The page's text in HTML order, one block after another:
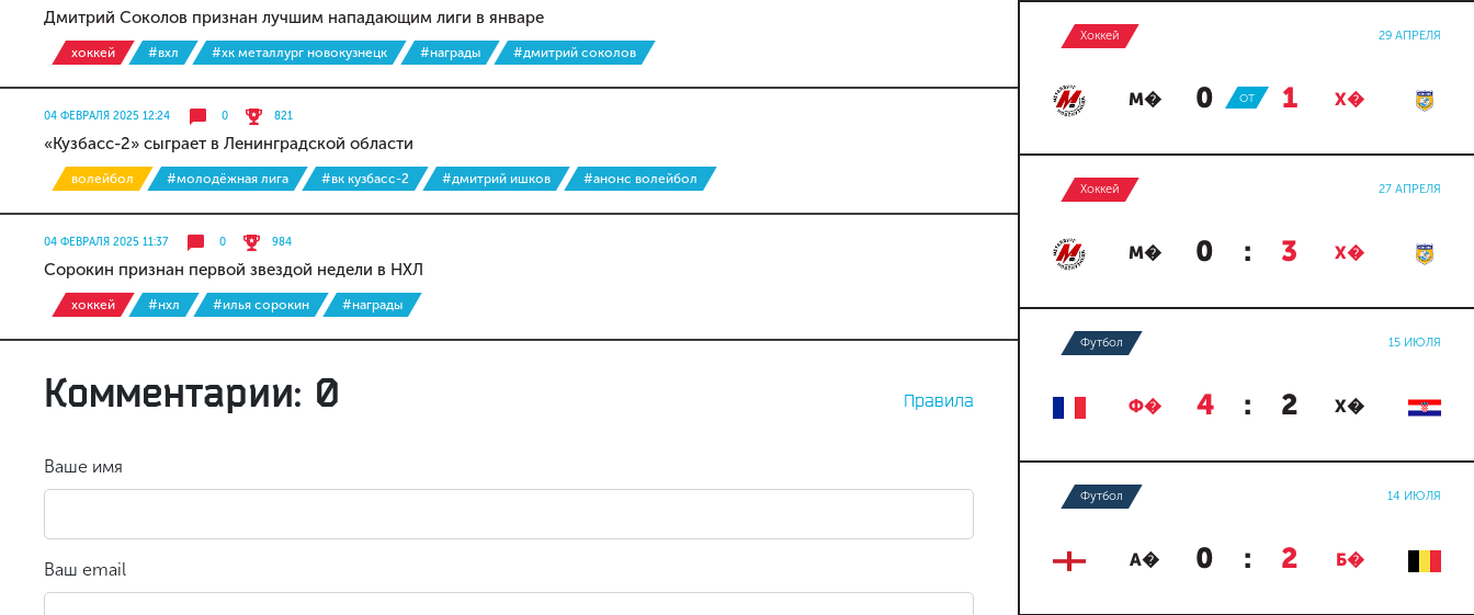
Дмитрий Соколов признан лучшим нападающим лиги в январе
хоккей #вхл #хк металлург новокузнецк #награды #дмитрий соколов
04 ФЕВРАЛЯ 2025 12:24 0 821
«Кузбасс-2» сыграет в Ленинградской области
волейбол #молодёжная лига #вк кузбасс-2 #дмитрий ишков #анонс волейбол
04 ФЕВРАЛЯ 2025 11:37 0 984
Сорокин признан первой звездой недели в НХЛ
хоккей #нхл #илья сорокин #награды
Комментарии: 0 Правила
Ваше имя
Ваш email
Хоккей 29 АПРЕЛЯ
М� 0 : 1 Х�
ОТ
Хоккей 27 АПРЕЛЯ
М� 0 : 3 Х�
Футбол 15 ИЮЛЯ
Ф� 4 : 2 Х�
Футбол 14 ИЮЛЯ
А� 0 : 2 Б�